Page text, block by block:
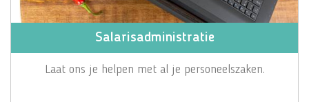
Salarisadministratie
Laat ons je helpen met al je personeelszaken.